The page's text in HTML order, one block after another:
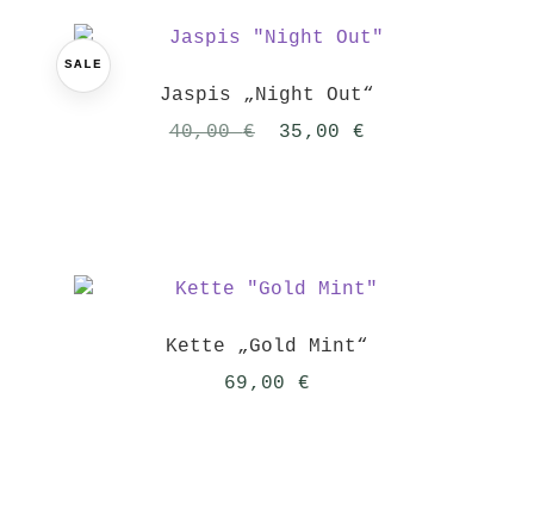
SALE
Jaspis „Night Out“
40,00€
Ursprünglicher
35,00 €
Kette „Gold Mint“
69,00 €